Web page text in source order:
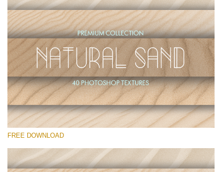
Lütfen seçin
Small 800*533px
FREE DOWNLOAD